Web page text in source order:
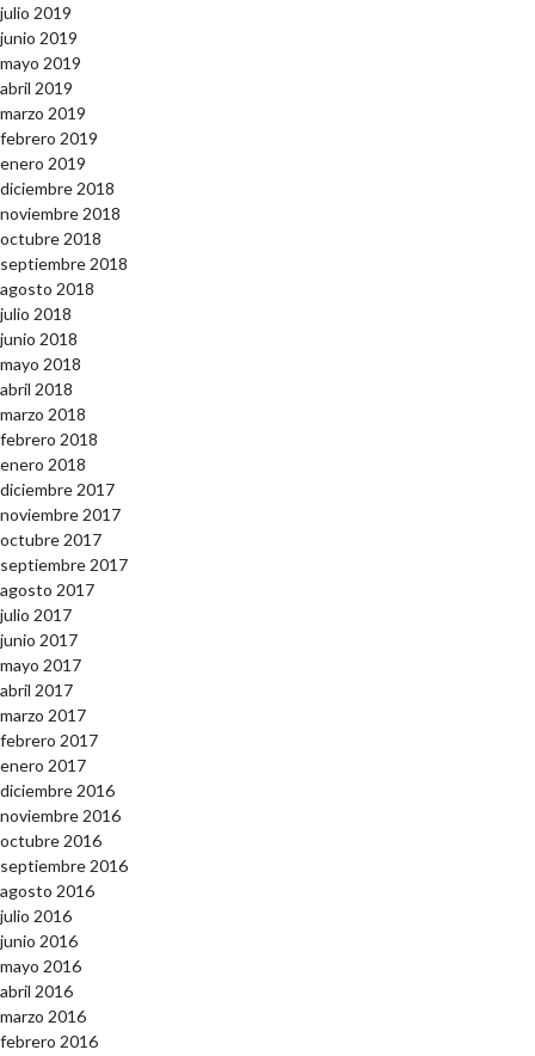
julio 2019
junio 2019
mayo 2019
abril 2019
marzo 2019
febrero 2019
enero 2019
diciembre 2018
noviembre 2018
octubre 2018
septiembre 2018
agosto 2018
julio 2018
junio 2018
mayo 2018
abril 2018
marzo 2018
febrero 2018
enero 2018
diciembre 2017
noviembre 2017
octubre 2017
septiembre 2017
agosto 2017
julio 2017
junio 2017
mayo 2017
abril 2017
marzo 2017
febrero 2017
enero 2017
diciembre 2016
noviembre 2016
octubre 2016
septiembre 2016
agosto 2016
julio 2016
junio 2016
mayo 2016
abril 2016
marzo 2016
febrero 2016